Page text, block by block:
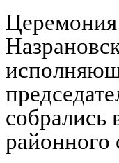
Церемония
собрались
районного